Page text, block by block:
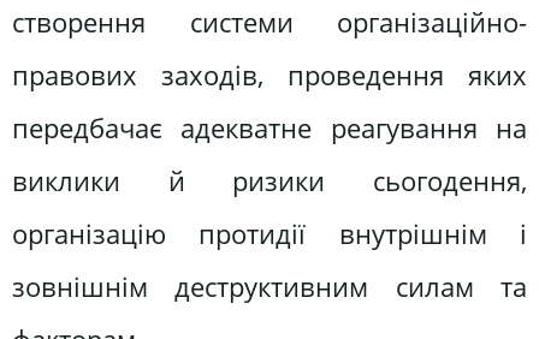
створення системи організаційно-
правових заходів, проведення яких
передбачає адекватне реагування на
виклики й ризики сьогодення,
організацію протидії внутрішнім і
зовнішнім деструктивним силам та